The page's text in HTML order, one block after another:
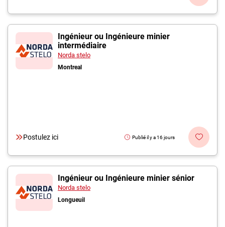
Ingénieur ou Ingénieure minier
intermédiaire
Norda stelo
Montreal
Postulez ici Publié il y a 16 jours
Ingénieur ou Ingénieure minier sénior
Norda stelo
Longueuil